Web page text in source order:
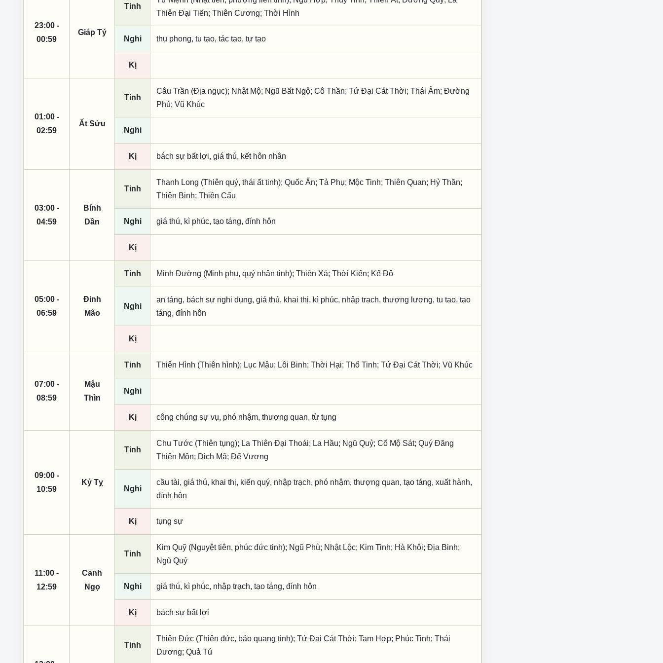
23:00 -
00:59
Giáp Tý
Tinh
Thiên Đại Tiến; Thiên Cương; Thời Hình
Nghi thụ phong, tu tạo, tác tạo, tự tạo
Kị
01:00 -
02:59
Ất Sửu
Tinh
Câu Trần (Địa ngục); Nhật Mộ; Ngũ Bất Ngộ; Cô Thần; Tứ Đại Cát Thời; Thái Âm; Đường
Phù; Vũ Khúc
Nghi
Kị bách sự bất lợi, giá thú, kết hôn nhân
03:00 -
04:59
Bính
Dần
Tinh
Thanh Long (Thiên quý, thái ất tinh); Quốc Ấn; Tả Phụ; Mộc Tinh; Thiên Quan; Hỷ Thần;
Thiên Binh; Thiên Cẩu
Nghi giá thú, kì phúc, tạo táng, đính hôn
Kị
05:00 -
06:59
Đinh
Mão
Tinh Minh Đường (Minh phụ, quý nhân tinh); Thiên Xá; Thời Kiến; Kế Đô
Nghi
an táng, bách sự nghi dụng, giá thú, khai thị, kì phúc, nhập trạch, thượng lương, tu tạo, tạo
táng, đính hôn
Kị
07:00 -
08:59
Mậu
Thìn
Tinh Thiên Hình (Thiên hình); Lục Mậu; Lôi Binh; Thời Hại; Thổ Tinh; Tứ Đại Cát Thời; Vũ Khúc
Nghi
Kị công chúng sự vụ, phó nhậm, thượng quan, từ tụng
09:00 -
10:59
Kỷ Tỵ
Tinh
Chu Tước (Thiên tụng); La Thiên Đại Thoái; La Hầu; Ngũ Quỷ; Cổ Mộ Sát; Quý Đăng
Thiên Môn; Dịch Mã; Đế Vượng
Nghi
cầu tài, giá thú, khai thị, kiến quý, nhập trạch, phó nhậm, thượng quan, tạo táng, xuất hành,
đính hôn
Kị tụng sự
11:00 -
12:59
Canh
Ngọ
Tinh
Kim Quỹ (Nguyệt tiên, phúc đức tinh); Ngũ Phù; Nhật Lộc; Kim Tinh; Hà Khôi; Địa Binh;
Ngũ Quỷ
Nghi giá thú, kì phúc, nhập trạch, tạo táng, đính hôn
Kị bách sự bất lợi
Tinh
Thiên Đức (Thiên đức, bảo quang tinh); Tứ Đại Cát Thời; Tam Hợp; Phúc Tinh; Thái
Dương; Quả Tú